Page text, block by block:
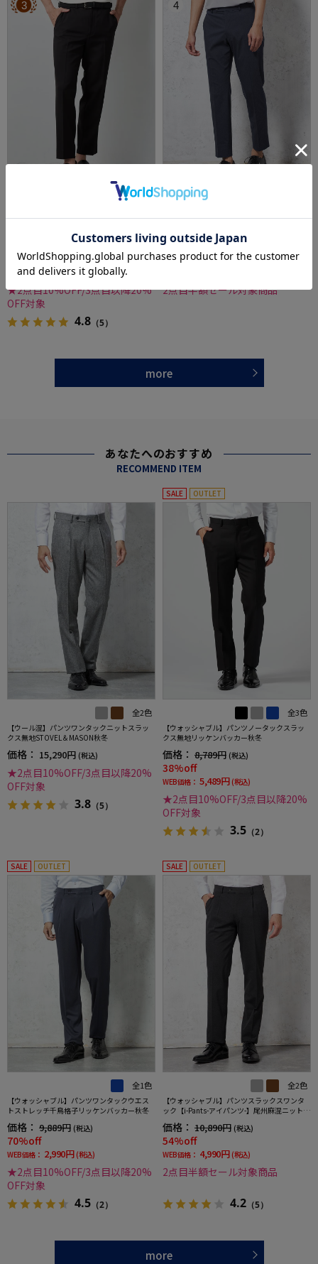
3
【届いて即着用できる！】裾上げ不要スラッ
イージーケア【SmartPick！】
42%off
WEB価格： 3,190円 (税込)
★2点目10%OFF/3点目以降20%
OFF対象
4.8 （5）
4
【KATHARINEEHAMNETT-キャサリン・イー・
パンツチノパンウォッシャブルネイビー無地
価格： 8,800円
50%off
2点目半額セール対象商品
more
あなたへのおすすめ
RECOMMEND ITEM
全2色
【ウール混】パンツワンタックニットスラッ
クス無地STOVEL＆MASON秋冬
価格： 15,290円 (税込)
★2点目10%OFF/3点目以降20%
OFF対象
3.8 （5）
SALE OUTLET
全3色
【ウォッシャブル】パンツノータックスラッ
クス無地リッケンバッカー秋冬
価格： 8,789円 (税込)
38%off
WEB価格： 5,489円 (税込)
★2点目10%OFF/3点目以降20%
OFF対象
3.5 （2）
SALE OUTLET
全1色
【ウォッシャブル】パンツワンタックウエス
トストレッチ千鳥格子リッケンバッカー秋冬
価格： 9,889円 (税込)
70%off
WEB価格： 2,990円 (税込)
★2点目10%OFF/3点目以降20%
OFF対象
4.5 （2）
SALE OUTLET
全2色
【ウォッシャブル】パンツスラックスワンタ
ック【i-Pants-アイパンツ-】尾州麻混ニット素
材ストレッチ春夏
価格： 10,890円 (税込)
54%off
WEB価格： 4,990円 (税込)
2点目半額セール対象商品
4.2 （5）
more